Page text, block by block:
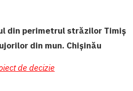
din perimetrul străzilor Timiș
din mun. Chișinău
de decizie